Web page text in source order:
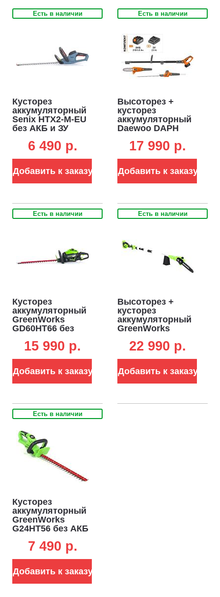
Есть в наличии
Кусторез
аккумуляторный
Senix HTX2-M-EU
без АКБ и ЗУ
20 мм, 2.4 кг)
6 490 p.
Добавить к заказу
Есть в наличии
Высоторез +
кусторез
аккумуляторный
Daewoo DAPH
5 А/ч и ЗУ (PRC,
21В, шина 20 см,
см, 4.5 кг)
17 990 p.
Добавить к заказу
Есть в наличии
Кусторез
аккумуляторный
GreenWorks
GD60HT66 без
60В, 66 см, ветки
до 28 мм, 3.2 кг)
15 990 p.
Добавить к заказу
Есть в наличии
Высоторез +
кусторез
аккумуляторный
GreenWorks
ЗУ (PRC, 40В,
шаг 30 мм, штанга
2.5 м, 3.7 кг)
22 990 p.
Добавить к заказу
Есть в наличии
Кусторез
аккумуляторный
GreenWorks
G24HT56 без АКБ
см, шаг 18 мм, 2.1
7 490 p.
Добавить к заказу